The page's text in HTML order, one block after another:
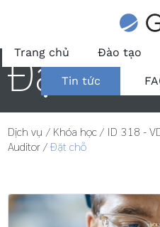
Trang chủ Đào tạo
Tin tức
Đặt chỗ
Dịch vụ / Khóa học/ ID 318 -
Auditor/Đặt chỗ